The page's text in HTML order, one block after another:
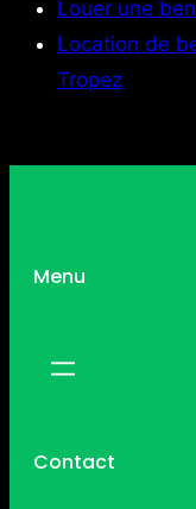
Louer une
Location de
Tropez
Menu
Contact